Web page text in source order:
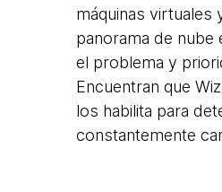
máquinas virtuales
panorama de
el problema y
Encuentran que
los habilita para
constantemente